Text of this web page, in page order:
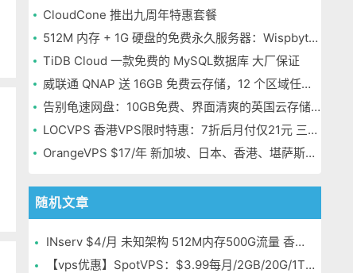
CloudCone 推出九周年特惠套餐
512M 内存 + 1G 硬盘的免费永久服务器：Wispbyte 上手
TiDB Cloud 一款免费的 MySQL数据库 大厂保证
威联通 QNAP 送 16GB 免费云存储，12 个区域任选，邮箱注册即可
告别龟速网盘：10GB免费、界面清爽的英国云存储Icedrive体验
LOCVPS 香港VPS限时特惠：7折后月付仅21元 三网优化BGP线路 可选原生IP
OrangeVPS $17/年 新加坡、日本、香港、堪萨斯机房
随机文章
INserv $4/月 未知架构 512M内存500G流量 香港&马来西亚便宜VPS
【vps优惠】SpotVPS：$3.99每月/2GB/20G/1T OpenVZ